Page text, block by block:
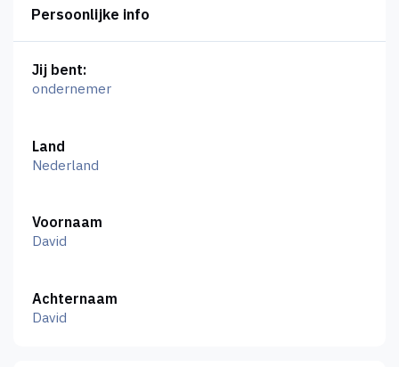
Persoonlijke info
Jij bent:
ondernemer
Land
Nederland
Voornaam
David
Achternaam
David